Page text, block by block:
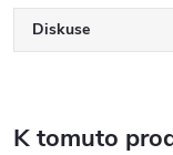
Diskuse
K tomuto